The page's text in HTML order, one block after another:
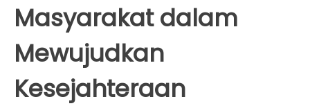
Masyarakat dalam
Mewujudkan
Kesejahteraan